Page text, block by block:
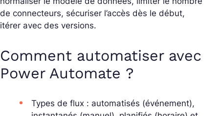
de connecteurs, sécuriser l’accès dès le début,
itérer avec des versions.
Comment automatiser avec
Power Automate ?
Types de flux : automatisés (événement),